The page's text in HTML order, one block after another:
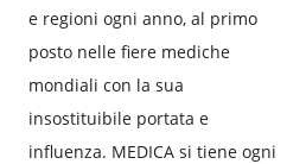
e regioni ogni anno, al primo
posto nelle fiere mediche
mondiali con la sua
insostituibile portata e
influenza. MEDICA si tiene ogni